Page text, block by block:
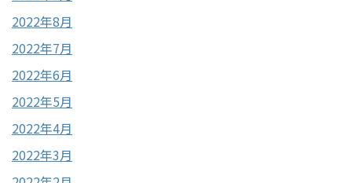
2022年8月
2022年7月
2022年6月
2022年5月
2022年4月
2022年3月